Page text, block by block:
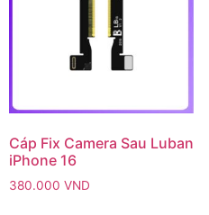
Cáp Fix Camera Sau Luban
iPhone 16
380.000 VND